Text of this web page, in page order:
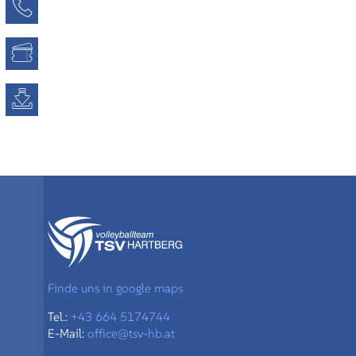
Finde uns in google maps
Tel.: +43 664 5174744
E-Mail: office@tsv-hb.at